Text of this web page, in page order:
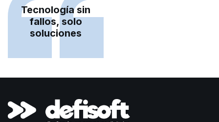
Tecnología sin
fallos, solo
soluciones